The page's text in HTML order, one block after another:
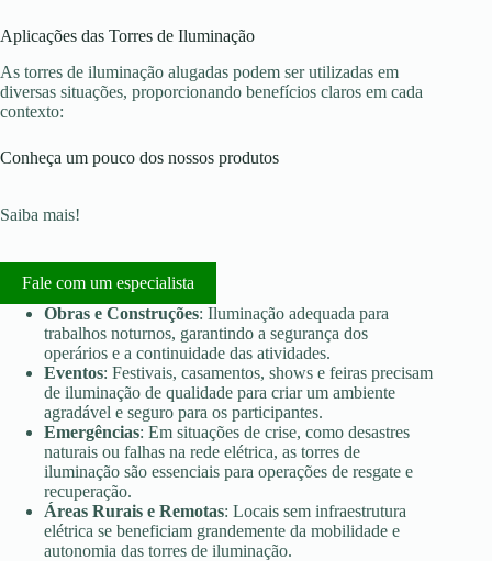
Aplicações das Torres de Iluminação
As torres de iluminação alugadas podem ser utilizadas em
diversas situações, proporcionando benefícios claros em cada
contexto:
Conheça um pouco dos nossos produtos
Saiba mais!
Fale com um especialista
Obras e Construções: Iluminação adequada para
trabalhos noturnos, garantindo a segurança dos
operários e a continuidade das atividades.
Eventos: Festivais, casamentos, shows e feiras precisam
de iluminação de qualidade para criar um ambiente
agradável e seguro para os participantes.
Emergências: Em situações de crise, como desastres
naturais ou falhas na rede elétrica, as torres de
iluminação são essenciais para operações de resgate e
recuperação.
Áreas Rurais e Remotas: Locais sem infraestrutura
elétrica se beneficiam grandemente da mobilidade e
autonomia das torres de iluminação.